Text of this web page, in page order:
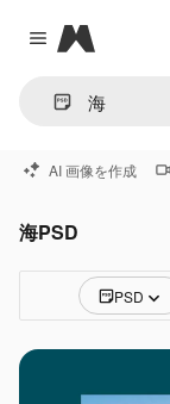
Close menu
Magnific
AI 画像を作成
海PSD
PSD